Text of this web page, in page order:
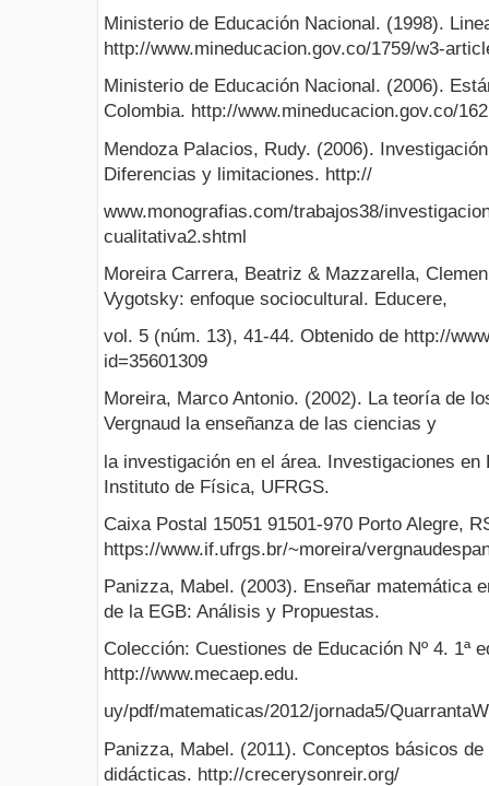
Ministerio de Educación Nacional. (1998).
http://www.mineducacion.gov.co/1759/w3-
Ministerio de Educación Nacional. (2006).
Colombia. http://www.mineducacion.gov.co/
Mendoza Palacios, Rudy. (2006).
Diferencias y limitaciones. http://
www.monografias.com/trabajos38/
cualitativa2.shtml
Moreira Carrera, Beatriz & Mazzarella,
Vygotsky: enfoque sociocultural. Educere,
vol. 5 (núm. 13), 41-44. Obtenido de http://
id=35601309
Moreira, Marco Antonio. (2002). La teoría de
Vergnaud la enseñanza de las ciencias y
la investigación en el área. Investigaciones
Instituto de Física, UFRGS.
Caixa Postal 15051 91501-970 Porto Alegre,
https://www.if.ufrgs.br/~moreira/
Panizza, Mabel. (2003). Enseñar matemática
de la EGB: Análisis y Propuestas.
Colección: Cuestiones de Educación Nº 4. 1ª
http://www.mecaep.edu.
uy/pdf/matematicas/2012/jornada5/
Panizza, Mabel. (2011). Conceptos básicos
didácticas. http://crecerysonreir.org/